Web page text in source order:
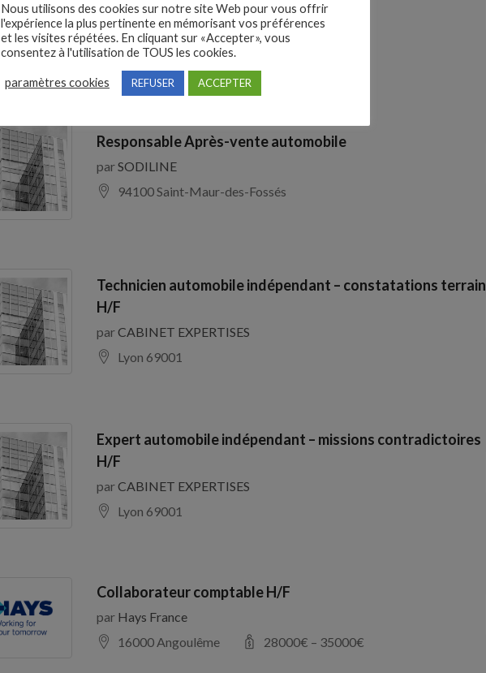
parFrance Galop
Maisons-Laffitte
27000
Responsable Après-vente automobile
parSODILINE
94100 Saint-Maur-des-Fossés
Technicien automobile indépendant – constatations terrain
H/F
parCABINET EXPERTISES
Lyon 69001
Expert automobile indépendant – missions contradictoires
H/F
parCABINET EXPERTISES
Lyon 69001
Collaborateur comptable H/F
par Hays France
16000 Angoulême
28000€ – 35000€
Nous utilisons des cookies sur notre site Web pour vous offrir
l'expérience la plus pertinente en mémorisant vos préférences
et les visites répétées. En cliquant sur «Accepter», vous
consentez à l'utilisation de TOUS les cookies.
paramètres cookies REFUSER ACCEPTER